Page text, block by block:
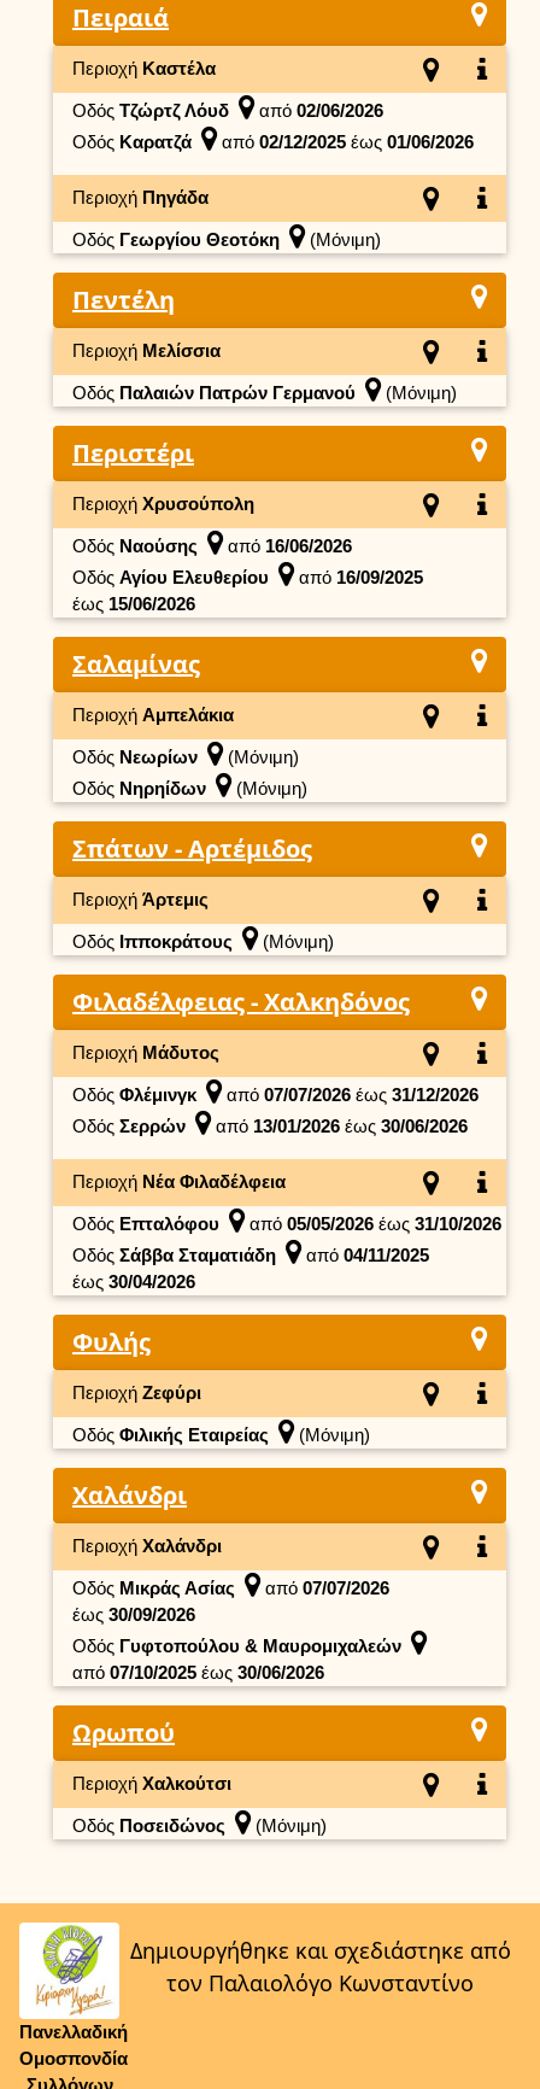
Πειραιά
Περιοχή Καστέλα
Οδός Τζώρτζ Λόυδ από 02/06/2026
Οδός Καρατζά από 02/12/2025 έως 01/06/2026
Περιοχή Πηγάδα
Οδός Γεωργίου Θεοτόκη (Μόνιμη)
Πεντέλη
Περιοχή Μελίσσια
Οδός Παλαιών Πατρών Γερμανού (Μόνιμη)
Περιστέρι
Περιοχή Χρυσούπολη
Οδός Ναούσης από 16/06/2026
Οδός Αγίου Ελευθερίου από 16/09/2025
έως 15/06/2026
Σαλαμίνας
Περιοχή Αμπελάκια
Οδός Νεωρίων
(Μόνιμη)
Οδός Νηρηίδων (Μόνιμη)
Σπάτων - Αρτέμιδος
Περιοχή Άρτεμις
Οδός Ιπποκράτους (Μόνιμη)
Φιλαδέλφειας - Χαλκηδόνος
Περιοχή Μάδυτος
Οδός Φλέμινγκ από 07/07/2026 έως 31/12/2026
Οδός Σερρών από 13/01/2026 έως 30/06/2026
Περιοχή Νέα Φιλαδέλφεια
Οδός Επταλόφου από 05/05/2026 έως 31/10/2026
Οδός Σάββα Σταματιάδη από 04/11/2025
έως 30/04/2026
Φυλής
Περιοχή Ζεφύρι
Οδός Φιλικής Εταιρείας (Μόνιμη)
Χαλάνδρι
Περιοχή Χαλάνδρι
Οδός Μικράς Ασίας από 07/07/2026
έως 30/09/2026
Οδός Γυφτοπούλου & Μαυρομιχαλεών
από 07/10/2025 έως 30/06/2026
Ωρωπού
Περιοχή Χαλκούτσι
Οδός Ποσειδώνος (Μόνιμη)
Πανελλαδική
Ομοσπονδία
Συλλόγων
Δημιουργήθηκε και σχεδιάστηκε από
τον Παλαιολόγο Κωνσταντίνο